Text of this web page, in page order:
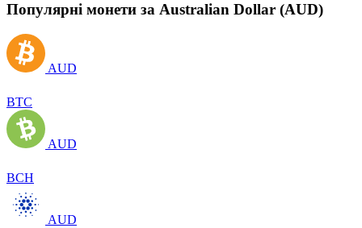
Популярні монети за Australian Dollar (AUD)
AUD
BTC
AUD
BCH
AUD